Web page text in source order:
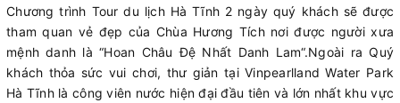
Chương trình Tour du lịch Hà Tĩnh 2 ngày quý khách sẽ được
tham quan vẻ đẹp của Chùa Hương Tích nơi được người xưa
mệnh danh là “Hoan Châu Đệ Nhất Danh Lam“.Ngoài ra Quý
khách thỏa sức vui chơi, thư giản tại Vinpearlland Water Park
Hà Tĩnh là công viên nước hiện đại đầu tiên và lớn nhất khu vực